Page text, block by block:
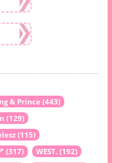
& Prince (443)
(129)
(115)
(317) WEST. (192)